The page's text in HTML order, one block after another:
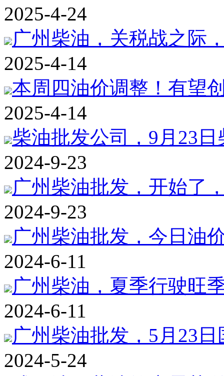
2025-4-24
广州柴油，关税战之际
2025-4-14
本周四油价调整！有望
2025-4-14
柴油批发公司，9月23
2024-9-23
广州柴油批发，开始了
2024-9-23
广州柴油批发，今日油
2024-6-11
广州柴油，夏季行驶旺
2024-6-11
广州柴油批发，5月23
2024-5-24